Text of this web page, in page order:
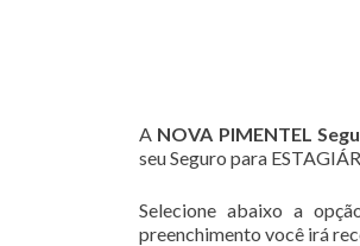
A NOVA PIMENTEL
seu Seguro para
Selecione abaixo a
preenchimento você irá